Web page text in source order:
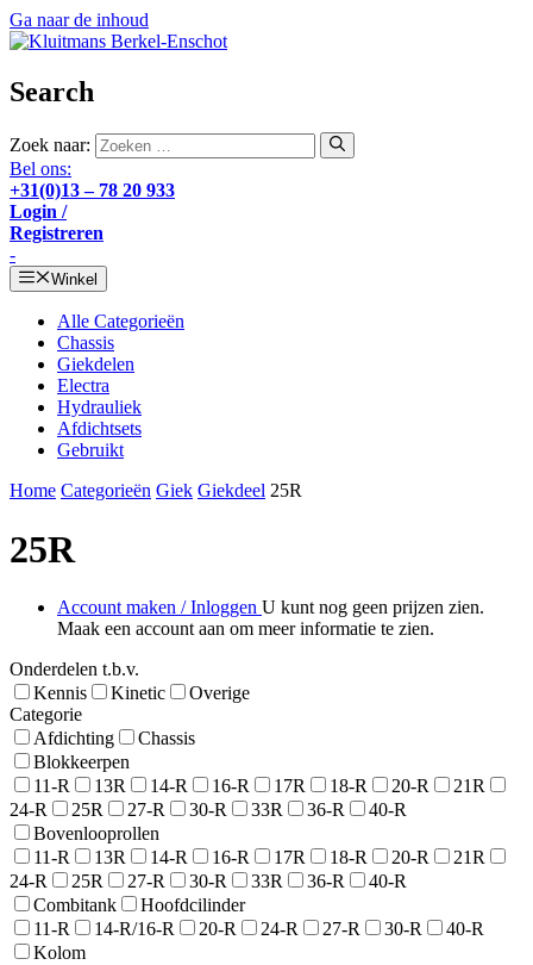
Ga naar de inhoud
Search
Zoek naar:
Bel ons:
+31(0)13 – 78 20 933
Login /
Registreren
-
Winkel
Alle Categorieën
Chassis
Giekdelen
Electra
Hydrauliek
Afdichtsets
Gebruikt
Home Categorieën Giek Giekdeel 25R
25R
Account maken / Inloggen U kunt nog geen prijzen zien.
Maak een account aan om meer informatie te zien.
Onderdelen t.b.v.
Kennis
Kinetic
Overige
Categorie
Afdichting
Chassis
Blokkeerpen
11-R
13R 14-R 16-R 17R 18-R 20-R
21R
24-R
25R 27-R 30-R 33R 36-R
40-R
Bovenlooprollen
11-R
13R 14-R 16-R 17R 18-R 20-R
21R
24-R
25R 27-R 30-R 33R 36-R
40-R
Combitank
Hoofdcilinder
11-R
14-R/16-R 20-R 24-R 27-R 30-R
40-R
Kolom